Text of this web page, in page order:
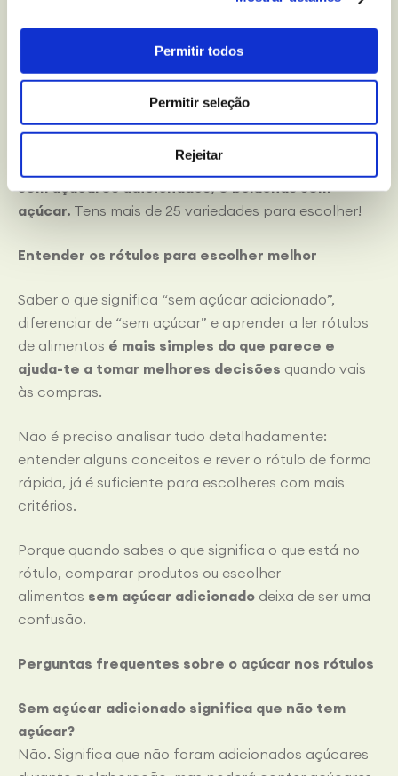
Permitir todos
Permitir seleção
Rejeitar
opção prática no teu dia a dia
Escolher consoante o momento: pequeno-
almoço, snack ou lanche
Por exemplo, a nossagama Zero sem açúcarespode
delicioso, e sabes o que estás a escolher:
sem açúcares adicionados, e bolachas sem
açúcar. Tens mais de 25 variedades para escolher!
Entender os rótulos para escolher melhor
Saber o que significa “sem açúcar adicionado”,
diferenciar de “sem açúcar” e aprender a ler rótulos
de alimentos é mais simples do que parece e
ajuda-te a tomar melhores decisões quando vais
às compras.
Não é preciso analisar tudo detalhadamente:
entender alguns conceitos e rever o rótulo de forma
rápida, já é suficiente para escolheres com mais
critérios.
Porque quando sabes o que significa o que está no
rótulo, comparar produtos ou escolher
alimentos sem açúcar adicionado deixa de ser uma
confusão.
Perguntas frequentes sobre o açúcar nos rótulos
Sem açúcar adicionado significa que não tem
açúcar?
Não. Significa que não foram adicionados açúcares